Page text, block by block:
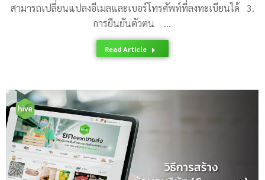
สามารถเปลี่ยนแปลงอีเมลและเบอร์โทรศัพท์ที่ลงทะเบียนได้ 3.
การยืนยันตัวตน …
Read Article